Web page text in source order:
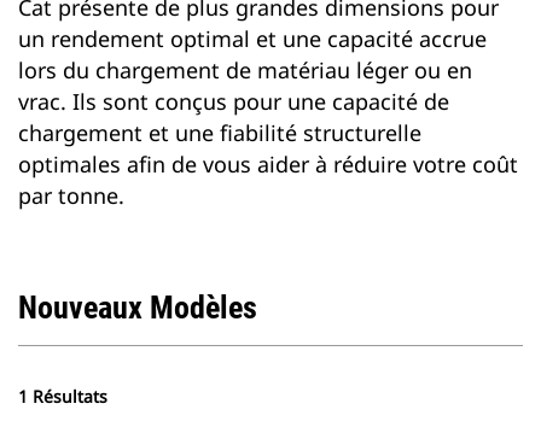
Cat présente de plus grandes dimensions pour
un rendement optimal et une capacité accrue
lors du chargement de matériau léger ou en
vrac. Ils sont conçus pour une capacité de
chargement et une fiabilité structurelle
optimales afin de vous aider à réduire votre coût
par tonne.
Nouveaux Modèles
1 Résultats